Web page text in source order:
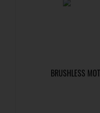
BRUSHLESS